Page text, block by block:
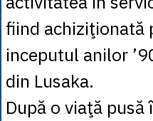
fiind achiziţionată
inceputul anilor
din Lusaka.
După o viaţă